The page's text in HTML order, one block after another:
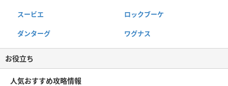
スービエ ロックブーケ
ダンターグ ワグナス
お役立ち
人気おすすめ攻略情報